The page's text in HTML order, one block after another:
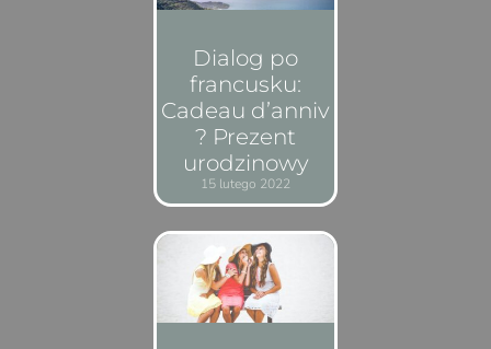
Dialog po
francusku:
Cadeau d’anniv
? Prezent
urodzinowy
15 lutego 2022